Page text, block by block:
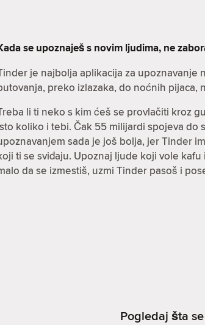
se upoznaješ s novim ljudima, ne
je najbolja aplikacija za upoznavanje
preko izlazaka, do noćnih pijaca,
li ti neko s kim ćeš se provlačiti kroz
koliko i tebi. Čak 55 milijardi spojeva do
sada je još bolja, jer Tinder
ti se sviđaju. Upoznaj ljude koji vole
da se izmestiš, uzmi Tinder pasoš i
Pogledaj šta